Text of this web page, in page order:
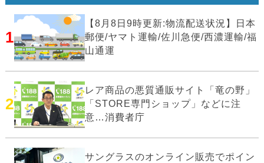
1
【8月8日9時更新:物流配送状況】日本
郵便/ヤマト運輸/佐川急便/西濃運輸/福
山通運
2
レア商品の悪質通販サイト「竜の野」
「STORE専門ショップ」などに注
意…消費者庁
サングラスのオンライン販売でポイン